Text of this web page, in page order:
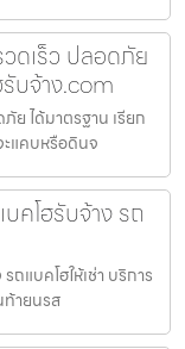
ดเร็ว ปลอดภัย
บจ้าง.com
ย ได้มาตรฐาน เรียก
แคบหรือดินจ
คโฮรับจ้าง รถ
แบคโฮให้เช่า บริการ
ท้ายนรส